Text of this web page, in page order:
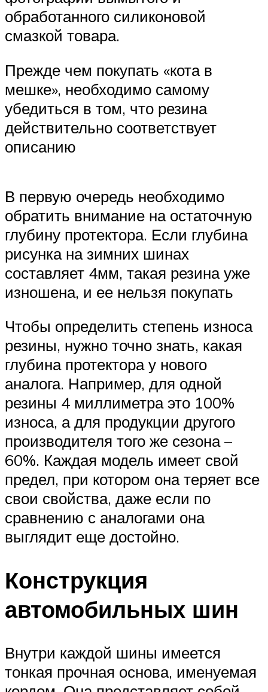
обработанного силиконовой
смазкой товара.
Прежде чем покупать «кота в
мешке», необходимо самому
убедиться в том, что резина
действительно соответствует
описанию
В первую очередь необходимо
обратить внимание на остаточную
глубину протектора. Если глубина
рисунка на зимних шинах
составляет 4мм, такая резина уже
изношена, и ее нельзя покупать
Чтобы определить степень износа
резины, нужно точно знать, какая
глубина протектора у нового
аналога. Например, для одной
резины 4 миллиметра это 100%
износа, а для продукции другого
производителя того же сезона –
60%. Каждая модель имеет свой
предел, при котором она теряет все
свои свойства, даже если по
сравнению с аналогами она
выглядит еще достойно.
Конструкция
автомобильных шин
Внутри каждой шины имеется
тонкая прочная основа, именуемая